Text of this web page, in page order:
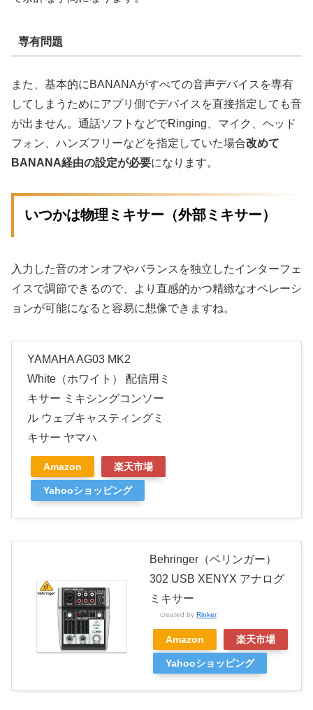
専有問題
また、基本的にBANANAがすべての音声デバイスを専有
してしまうためにアプリ側でデバイスを直接指定しても音
が出ません。通話ソフトなどでRinging、マイク、ヘッド
フォン、ハンズフリーなどを指定していた場合改めて
BANANA経由の設定が必要になります。
いつかは物理ミキサー（外部ミキサー）
入力した音のオンオフやバランスを独立したインターフェ
イスで調節できるので、より直感的かつ精緻なオペレーシ
ョンが可能になると容易に想像できますね。
YAMAHA AG03 MK2
White（ホワイト） 配信用ミ
キサー ミキシングコンソー
ル ウェブキャスティングミ
キサー ヤマハ
Amazon 楽天市場
Yahooショッピング
Behringer（ベリンガー）
302 USB XENYX アナログ
ミキサー
created by Rinker
Amazon 楽天市場
Yahooショッピング